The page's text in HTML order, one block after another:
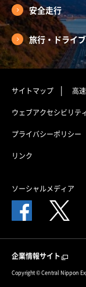
安全走行
旅行・ドライブ
サイトマップ 高
ウェブアクセシビリテ
プライバシーポリシー
リンク
ソーシャルメディア
企業情報サイト
Copyright © Central Nippon